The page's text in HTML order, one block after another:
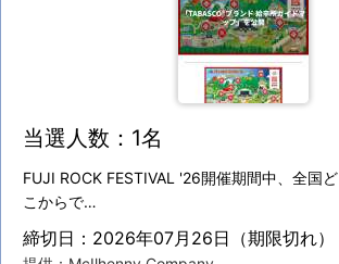
当選人数：1名
FUJI ROCK FESTIVAL '26開催期間中、全国ど
こからで…
締切日：2026年07月26日（期限切れ）